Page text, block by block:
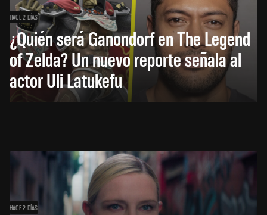
HACE 2 DÍAS
¿Quién será Ganondorf en The Legend
of Zelda? Un nuevo reporte señala al
actor Uli Latukefu
HACE 2 DÍAS